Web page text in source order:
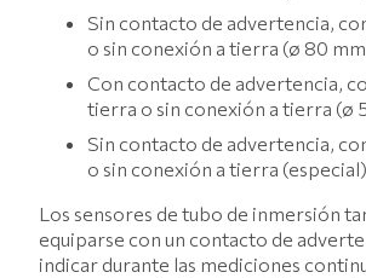
Sin contacto de advertencia,
o sin conexión a tierra (ø 80
Con contacto de advertencia,
tierra o sin conexión a tierra (ø
Sin contacto de advertencia,
o sin conexión a tierra (especial)
Los sensores de tubo de inmersión
equiparse con un contacto de
indicar durante las mediciones